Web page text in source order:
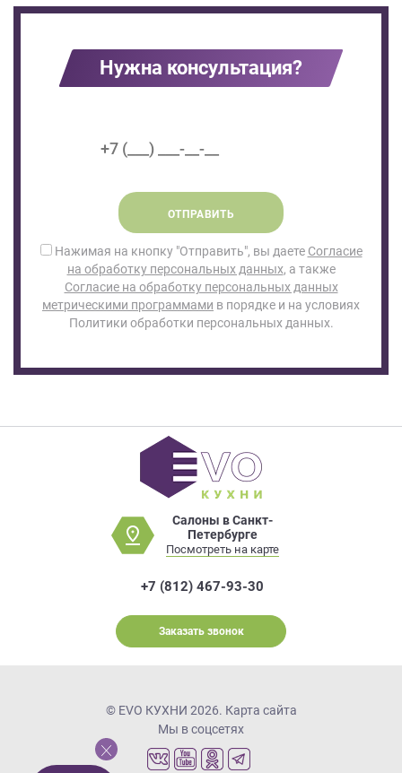
Нужна консультация?
ОТПРАВИТЬ
Нажимая на кнопку "Отправить", вы даете Согласие
на обработку персональных данных, а также
Согласие на обработку персональных данных
метрическими программами в порядке и на условиях
Политики обработки персональных данных.
Салоны в Санкт-
Петербурге
Посмотреть на карте
+7 (812) 467-93-30
Заказать звонок
© EVO КУХНИ 2026. Карта сайта
Мы в соцсетях